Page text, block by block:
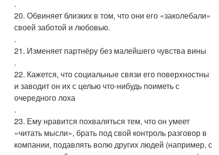
.
20. Обвиняет близких в том, что они его «заколебали»
своей заботой и любовью.
.
21. Изменяет партнёру без малейшего чувства вины
.
22. Кажется, что социальные связи его поверхностны
и заводит он их с целью что-нибудь поиметь с
очередного лоха
.
23. Ему нравится похваляться тем, что он умеет
«читать мысли», брать под свой контроль разговор в
компании, подавлять волю других людей (например, с